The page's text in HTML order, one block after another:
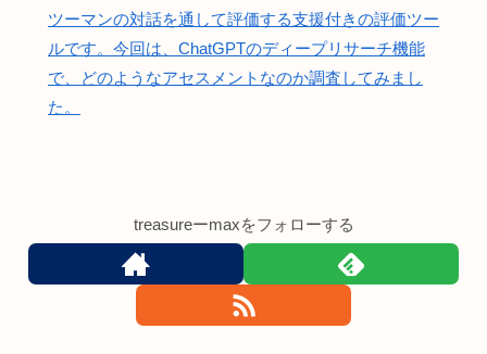
ツーマンの対話を通して評価する支援付きの評価ツー
ルです。今回は、ChatGPTのディープリサーチ機能
で、どのようなアセスメントなのか調査してみまし
た。
treasureーmaxをフォローする